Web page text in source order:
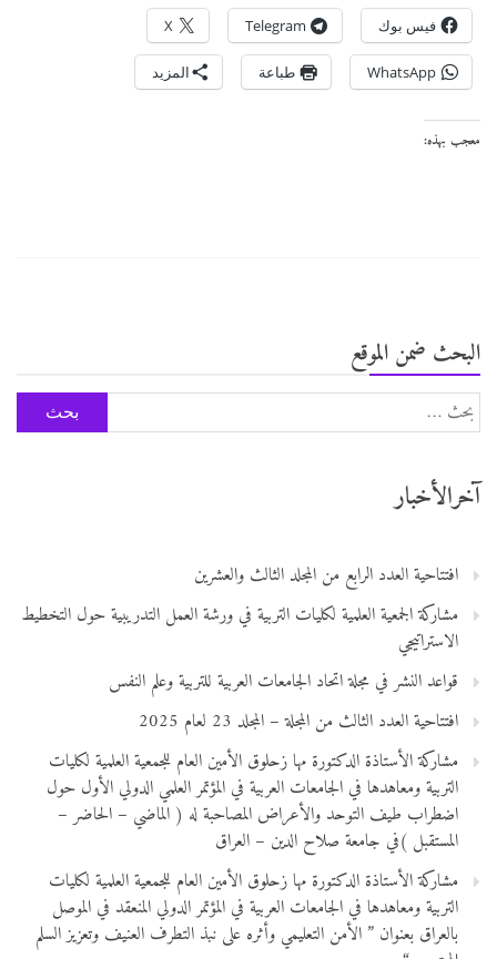
فيس بوك Telegram
X
WhatsApp طباعة المزيد
معجب بهذه:
البحث ضمن الموقع
البحث
عن:
آخرالأخبار
افتتاحية العدد الرابع من المجلد الثالث والعشرين
مشاركة الجمعية العلمية لكليات التربية في ورشة العمل التدريبية حول التخطيط
الاستراتيجي
قواعد النشر في مجلة اتحاد الجامعات العربية للتربية وعلم النفس
افتتاحية العدد الثالث من المجلة – المجلد 23 لعام 2025
مشاركة الأستاذة الدكتورة مها زحلوق الأمين العام للجمعية العلمية لكليات
التربية ومعاهدها في الجامعات العربية في المؤتمر العلمي الدولي الأول حول
اضطراب طيف التوحد والأعراض المصاحبة له ( الماضي – الحاضر –
المستقبل )في جامعة صلاح الدين – العراق
مشاركة الأستاذة الدكتورة مها زحلوق الأمين العام للجمعية العلمية لكليات
التربية ومعاهدها في الجامعات العربية في المؤتمر الدولي المنعقد في الموصل
بالعراق بعنوان ” الأمن التعليمي وأثره على نبذ التطرف العنيف وتعزيز السلم